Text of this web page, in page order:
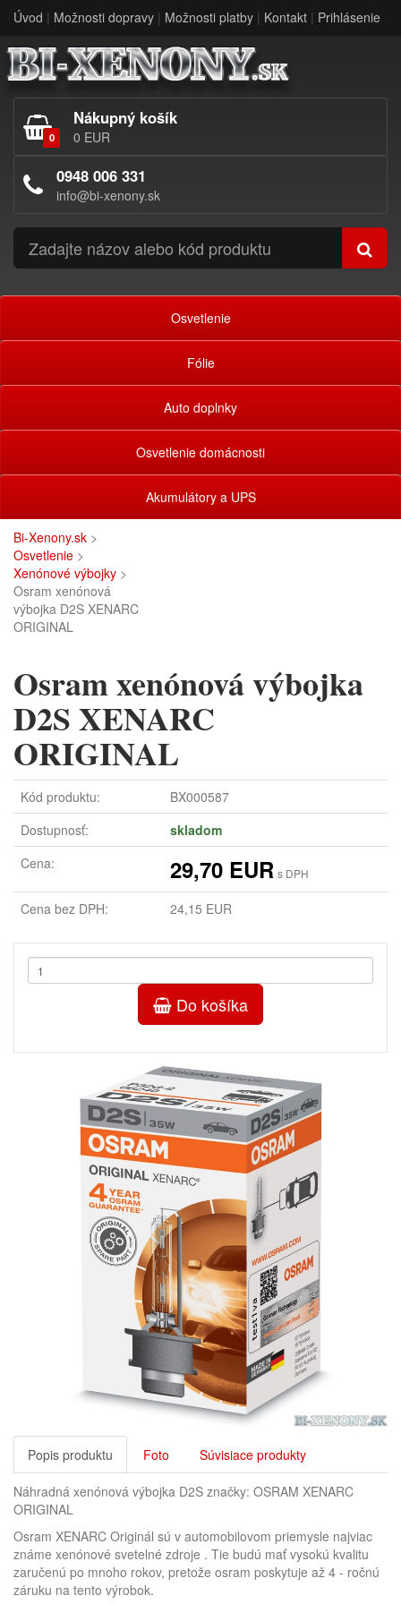
Úvod | Možnosti dopravy | Možnosti platby | Kontakt | Prihlásenie
0
Nákupný košík
0 EUR
0948 006 331
info@bi-xenony.sk
Osvetlenie
Fólie
Auto doplnky
Osvetlenie domácnosti
Akumulátory a UPS
Bi-Xenony.sk >
Osvetlenie >
Xenónové výbojky >
Osram xenónová
výbojka D2S XENARC
ORIGINAL
Osram xenónová výbojka
D2S XENARC
ORIGINAL
Kód produktu:
BX000587
Dostupnosť:
skladom
Cena:
29,70 EUR s DPH
Cena bez DPH: 24,15 EUR
Do košíka
Popis produktu Foto Súvisiace produkty
Náhradná xenónová výbojka D2S značky: OSRAM XENARC
ORIGINAL
Osram XENARC Originál sú v automobilovom priemysle najviac
známe xenónové svetelné zdroje . Tie budú mať vysokú kvalitu
zaručenú po mnoho rokov, pretože osram poskytuje až 4 - ročnú
záruku na tento výrobok.